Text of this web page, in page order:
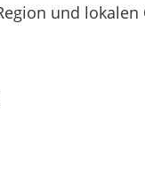
und lokalen